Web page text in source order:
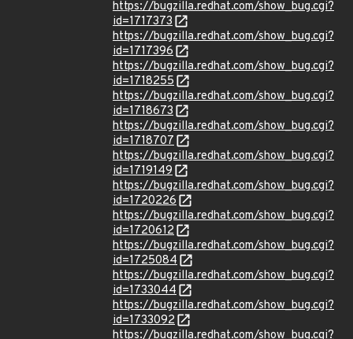
https://bugzilla.redhat.com/show_bug.cgi?
id=1717373
https://bugzilla.redhat.com/show_bug.cgi?
id=1717396
https://bugzilla.redhat.com/show_bug.cgi?
id=1718255
https://bugzilla.redhat.com/show_bug.cgi?
id=1718673
https://bugzilla.redhat.com/show_bug.cgi?
id=1718707
https://bugzilla.redhat.com/show_bug.cgi?
id=1719149
https://bugzilla.redhat.com/show_bug.cgi?
id=1720226
https://bugzilla.redhat.com/show_bug.cgi?
id=1720612
https://bugzilla.redhat.com/show_bug.cgi?
id=1725084
https://bugzilla.redhat.com/show_bug.cgi?
id=1733044
https://bugzilla.redhat.com/show_bug.cgi?
id=1733092
https://bugzilla.redhat.com/show_bug.cgi?